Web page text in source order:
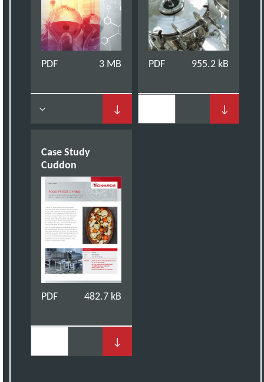
PDF 3 MB
↓
PDF 955.2 kB
↓
Case Study
Cuddon
PDF 482.7 kB
↓